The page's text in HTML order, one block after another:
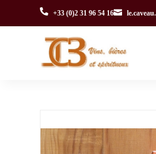
 +33 (0)2 31 96 54 16